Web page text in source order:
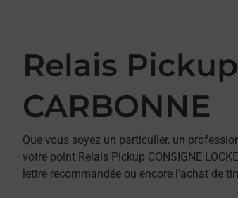
Relais Pickup
CARBONNE
Que vous soyez un particulier, un
votre point Relais Pickup CONSIGNE
lettre recommandée ou encore l'achat de